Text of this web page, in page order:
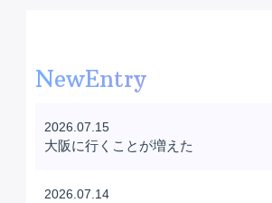
NewEntry
2026.07.15
大阪に行くことが増えた
2026.07.14